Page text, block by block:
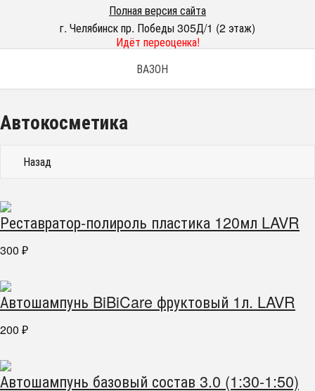
Полная версия сайта
г. Челябинск пр. Победы 305Д/1 (2 этаж)
Идёт переоценка!
ВАЗОН
Автокосметика
Назад
Реставратор-полироль пластика 120мл LAVR
300 ₽
Автошампунь BiBiCare фруктовый 1л. LAVR
200 ₽
Автошампунь базовый состав 3.0 (1:30-1:50)